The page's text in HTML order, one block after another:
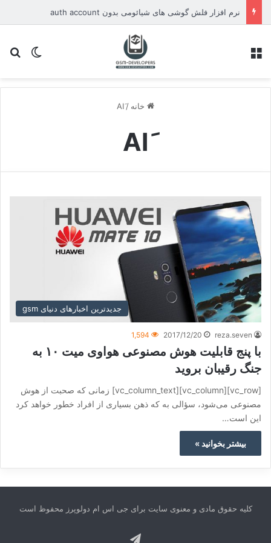
نرم افزار فلش گوشی های شیائومی بدون auth account
تغییر
خانه /
جدیدترین اخبارهای دنیای gsm
reza.seven
2017/12/20
1,594
با پنج قابلیت هوش مصنوعی هواوی میت ۱۰ به
جنگ رقیبان بروید
[vc_row][vc_column][vc_column_text] زمانی که صحبت از هوش
مصنوعی می‌شود، سؤالی به که ذهن بسیاری از افراد خطور خواهد کرد
این است…
بیشتر بخوانید »
کلیه حقوق مادی و معنوی سایت برای جی اس ام دولوپرز محفوظ است
تلگرام